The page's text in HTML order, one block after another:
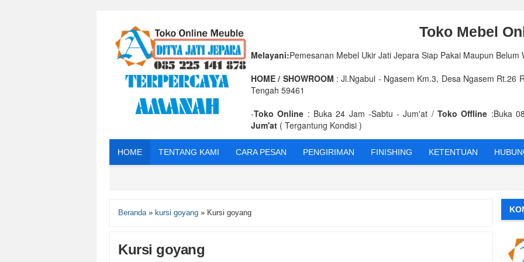
Toko Mebel
Melayani:Pemesanan Mebel Ukir Jati Jepara Siap Pakai Maupun Belum
HOME / SHOWROOM : Jl.Ngabul - Ngasem Km.3, Desa Ngasem Rt.26
Tengah 59461
-Toko Online : Buka 24 Jam -Sabtu - Jum'at /Toko Offline :Buka
Jum'at ( Tergantung Kondisi )
HOME TENTANG KAMI CARA PESAN PENGIRIMAN FINISHING KETENTUAN
Beranda» kursi goyang » Kursi goyang
Kursi goyang